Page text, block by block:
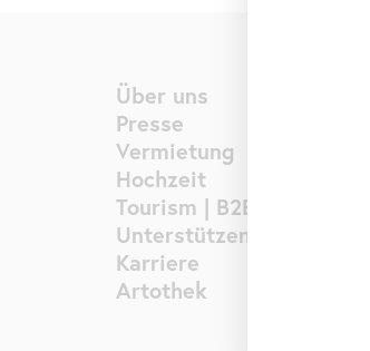
Über uns
Presse
Vermietung
Hochzeit
Tourism | B2B
Unterstützen
Karriere
Artothek